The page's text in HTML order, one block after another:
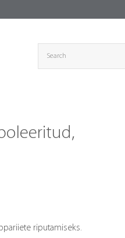
riputamiseks.